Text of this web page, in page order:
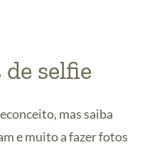
de selfie
mas saiba
e muito a fazer fotos